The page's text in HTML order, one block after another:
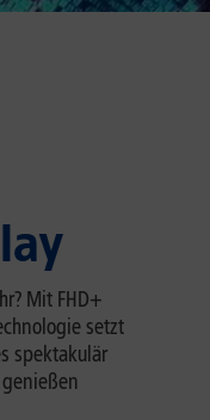
Mit FHD+
setzt
spektakulär